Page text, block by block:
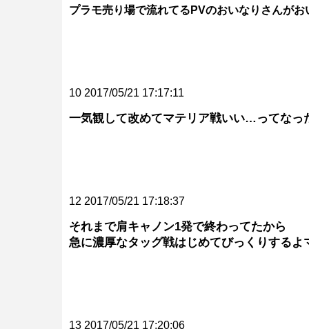
プラモ売り場で流れてるPVのおいなりさんが
10 2017/05/21 17:17:11
一気観して改めてマテリア戦いい…ってなっ
12 2017/05/21 17:18:37
それまで肩キャノン1発で終わってたから
急に濃厚なタッグ戦はじめてびっくりするよ
13 2017/05/21 17:20:06